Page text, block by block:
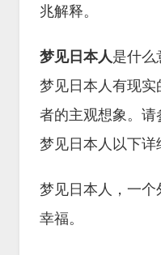
兆解释。
梦见日本人是什么
梦见日本人有现
者的主观想象。
梦见日本人以下详
梦见日本人，一
幸福。